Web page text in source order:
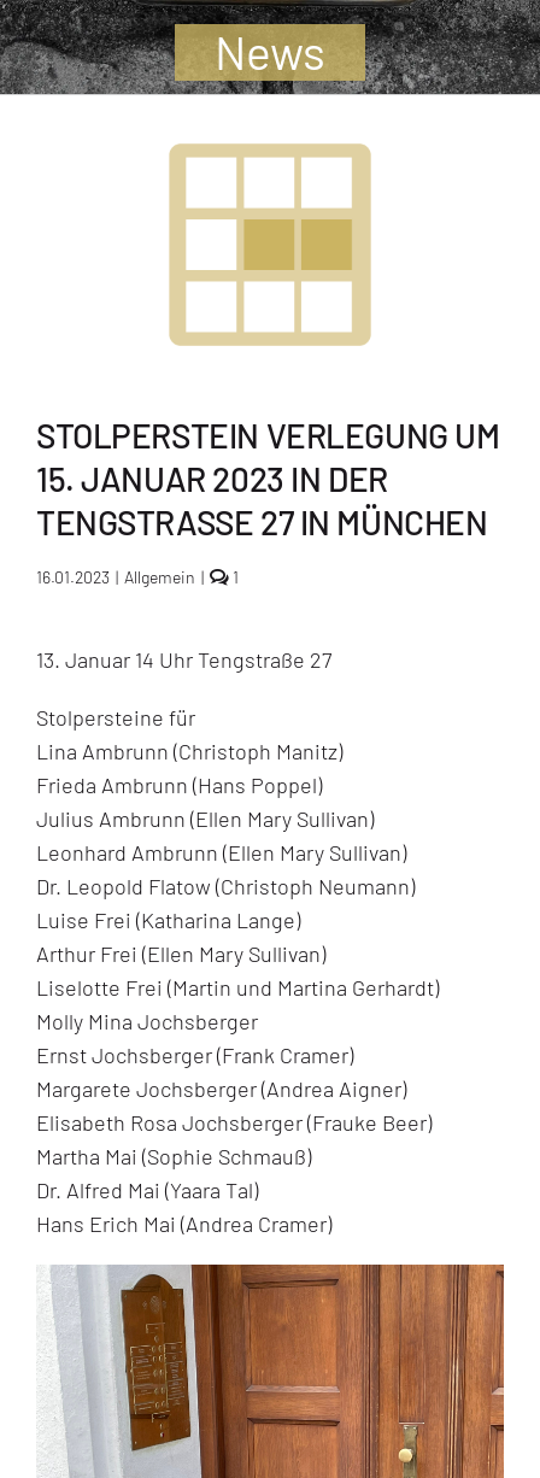
Jugendliche
Unterstützen
News
STOLPERSTEIN VERLEGUNG UM
15. JANUAR 2023 IN DER
TENGSTRASSE 27 IN MÜNCHEN
16.01.2023 | Allgemein | 1comment
um
15.
der
Tengstraße
in
München
13. Januar 14 Uhr Tengstraße 27
Stolpersteine für
Lina Ambrunn (Christoph Manitz)
Frieda Ambrunn (Hans Poppel)
Julius Ambrunn (Ellen Mary Sullivan)
Leonhard Ambrunn (Ellen Mary Sullivan)
Dr. Leopold Flatow (Christoph Neumann)
Luise Frei (Katharina Lange)
Arthur Frei (Ellen Mary Sullivan)
Liselotte Frei (Martin und Martina Gerhardt)
Molly Mina Jochsberger
Ernst Jochsberger (Frank Cramer)
Margarete Jochsberger (Andrea Aigner)
Elisabeth Rosa Jochsberger (Frauke Beer)
Martha Mai (Sophie Schmauß)
Dr. Alfred Mai (Yaara Tal)
Hans Erich Mai (Andrea Cramer)